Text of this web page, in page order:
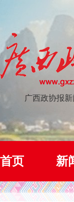
广西政协报
首页 新